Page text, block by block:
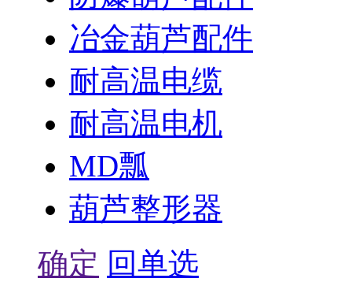
冶金葫芦配件
耐高温电缆
耐高温电机
MD瓢
葫芦整形器
确定 回单选